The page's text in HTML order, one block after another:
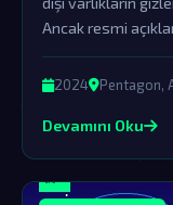
Ancak resmi
yapılan sinsi bir
2024 Pentagon,
Devamını Oku